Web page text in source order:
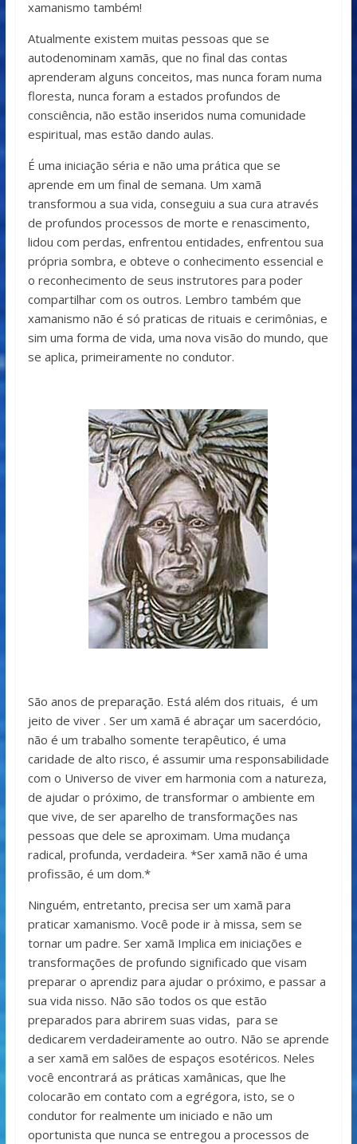
xamanismo também!
Atualmente existem muitas pessoas que se
autodenominam xamãs, que no final das contas
aprenderam alguns conceitos, mas nunca foram numa
floresta, nunca foram a estados profundos de
consciência, não estão inseridos numa comunidade
espiritual, mas estão dando aulas.
É uma iniciação séria e não uma prática que se
aprende em um final de semana. Um xamã
transformou a sua vida, conseguiu a sua cura através
de profundos processos de morte e renascimento,
lidou com perdas, enfrentou entidades, enfrentou sua
própria sombra, e obteve o conhecimento essencial e
o reconhecimento de seus instrutores para poder
compartilhar com os outros. Lembro também que
xamanismo não é só praticas de rituais e cerimônias, e
sim uma forma de vida, uma nova visão do mundo, que
se aplica, primeiramente no condutor.
São anos de preparação. Está além dos rituais, é um
jeito de viver . Ser um xamã é abraçar um sacerdócio,
não é um trabalho somente terapêutico, é uma
caridade de alto risco, é assumir uma responsabilidade
com o Universo de viver em harmonia com a natureza,
de ajudar o próximo, de transformar o ambiente em
que vive, de ser aparelho de transformações nas
pessoas que dele se aproximam. Uma mudança
radical, profunda, verdadeira. *Ser xamã não é uma
profissão, é um dom.*
Ninguém, entretanto, precisa ser um xamã para
praticar xamanismo. Você pode ir à missa, sem se
tornar um padre. Ser xamã Implica em iniciações e
transformações de profundo significado que visam
preparar o aprendiz para ajudar o próximo, e passar a
sua vida nisso. Não são todos os que estão
preparados para abrirem suas vidas, para se
dedicarem verdadeiramente ao outro. Não se aprende
a ser xamã em salões de espaços esotéricos. Neles
você encontrará as práticas xamânicas, que lhe
colocarão em contato com a egrégora, isto, se o
condutor for realmente um iniciado e não um
oportunista que nunca se entregou a processos de